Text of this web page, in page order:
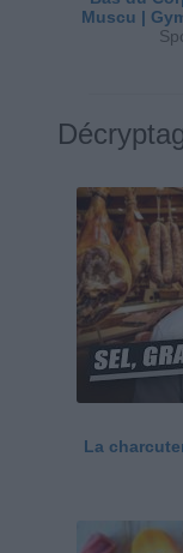
Muscu |
La